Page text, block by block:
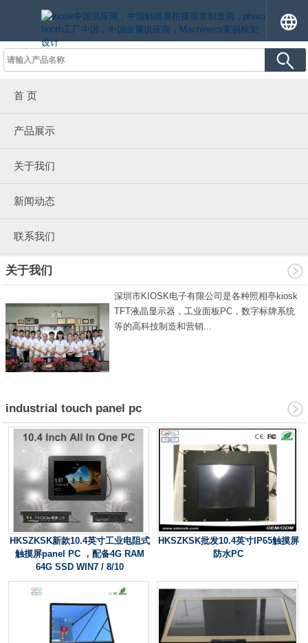
首 页
产品展示
关于我们
新闻动态
联系我们
关于我们
深圳市KIOSK电子有限公司是各种照相亭kiosk
TFT液晶显示器，工业面板PC，数字标牌系统
等的高科技制造和营销...
industrial touch panel pc
HKSZKSK新款10.4英寸工业电阻式
触摸屏panel PC ，配备4G RAM
64G SSD WIN7 / 8/10
HKSZKSK批发10.4英寸IP65触摸屏
防水PC